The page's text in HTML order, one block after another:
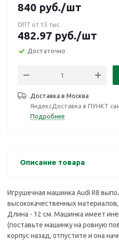
840 руб./шт
ОПТ от 15 тыс.
482.97 руб./шт
Достаточно
Доставка в Москва
ЯндексДоставка в ПУНКТ
Подробнее
Описание товара
Игрушечная машинка Audi R8
высококачественных
Длина - 12 см. Машинка имеет
(поставьте машинку на ровную
корпус назад, отпустите и она